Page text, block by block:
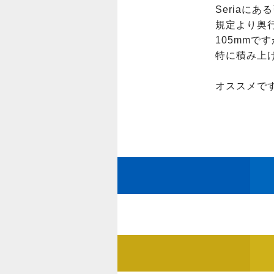
Seriaにあ
規定より奥
105mmで
特に積み上
オススメで